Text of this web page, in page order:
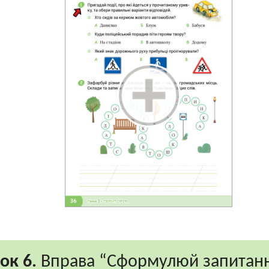
6. Вправа “Сформулюй